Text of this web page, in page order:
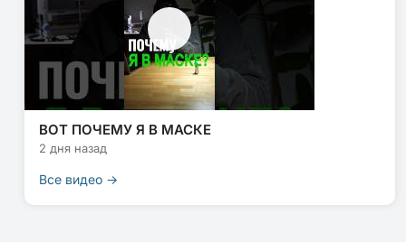
ВОТ ПОЧЕМУ Я В МАСКЕ
2 дня назад
Все видео →